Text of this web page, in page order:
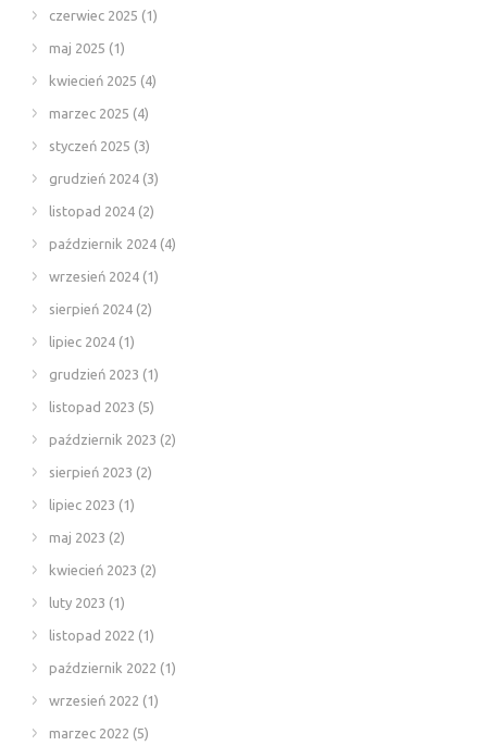
czerwiec 2025 (1)
maj 2025 (1)
kwiecień 2025 (4)
marzec 2025 (4)
styczeń 2025 (3)
grudzień 2024 (3)
listopad 2024 (2)
październik 2024 (4)
wrzesień 2024 (1)
sierpień 2024 (2)
lipiec 2024 (1)
grudzień 2023 (1)
listopad 2023 (5)
październik 2023 (2)
sierpień 2023 (2)
lipiec 2023 (1)
maj 2023 (2)
kwiecień 2023 (2)
luty 2023 (1)
listopad 2022 (1)
październik 2022 (1)
wrzesień 2022 (1)
marzec 2022 (5)